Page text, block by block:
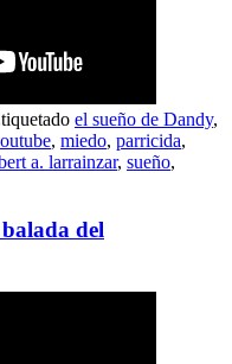
el sueño de Dandy,
, miedo, parricida,
a. larrainzar, sueño,
del